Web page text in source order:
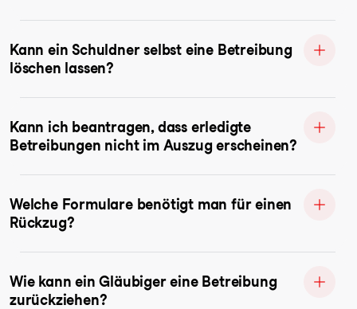
Kann ein Schuldner selbst eine Betreibung
löschen lassen?
Kann ich beantragen, dass erledigte
Betreibungen nicht im Auszug erscheinen?
Welche Formulare benötigt man für einen
Rückzug?
Wie kann ein Gläubiger eine Betreibung
zurückziehen?